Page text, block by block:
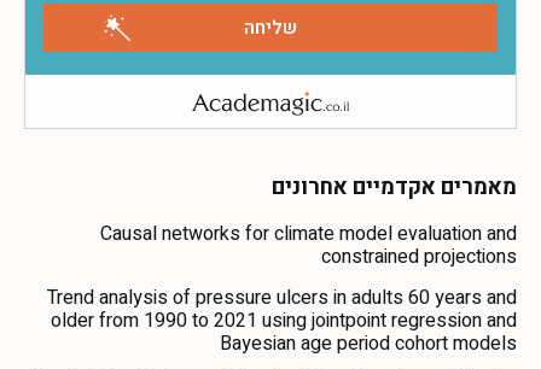
מאמרים אקדמיים אחרונים
Causal networks for climate model evaluation and
constrained projections
Trend analysis of pressure ulcers in adults 60 years and
older from 1990 to 2021 using jointpoint regression and
Bayesian age period cohort models